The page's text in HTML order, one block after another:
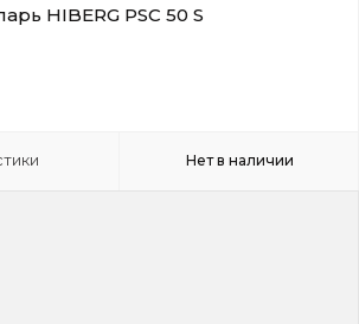
HIBERG PSC 50 S
Нет в наличии